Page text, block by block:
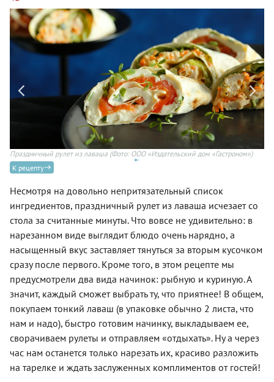
Праздничный рулет из лаваша (Фото: ООО «Издательский дом «Гастроном»)
К рецепту
Несмотря на довольно непритязательный список
ингредиентов, праздничный рулет из лаваша исчезает со
стола за считанные минуты. Что вовсе не удивительно: в
нарезанном виде выглядит блюдо очень нарядно, а
насыщенный вкус заставляет тянуться за вторым кусочком
сразу после первого. Кроме того, в этом рецепте мы
предусмотрели два вида начинок: рыбную и куриную. А
значит, каждый сможет выбрать ту, что приятнее! В общем,
покупаем тонкий лаваш (в упаковке обычно 2 листа, что
нам и надо), быстро готовим начинку, выкладываем ее,
сворачиваем рулеты и отправляем «отдыхать». Ну а через
час нам останется только нарезать их, красиво разложить
на тарелке и ждать заслуженных комплиментов от гостей!